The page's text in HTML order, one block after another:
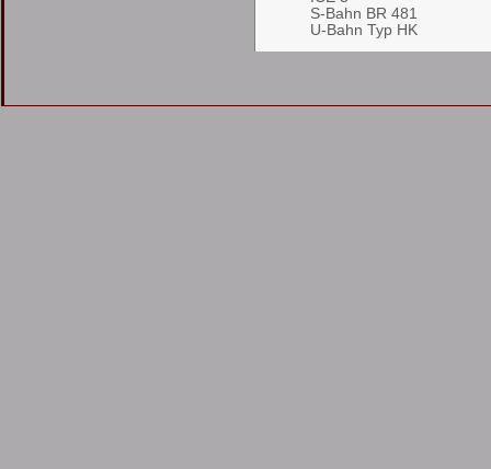
S-Bahn BR 481
U-Bahn Typ HK